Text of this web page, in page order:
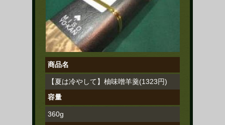
商品名
【夏は冷やして】柚味噌羊羹(1323円)
容量
360g